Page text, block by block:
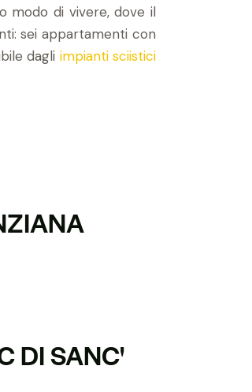
modo di vivere, dove il
sei appartamenti con
dagli impianti sciistici
DI SANC'